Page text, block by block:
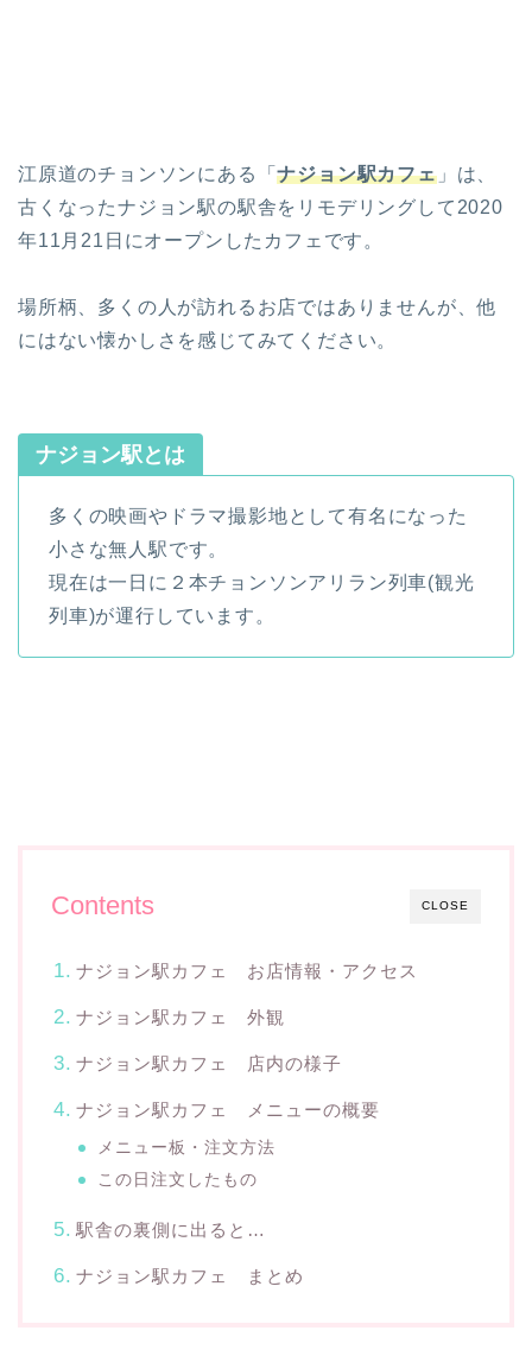
江原道のチョンソンにある「ナジョン駅カフェ」は、
古くなったナジョン駅の駅舎をリモデリングして2020
年11月21日にオープンしたカフェです。
場所柄、多くの人が訪れるお店ではありませんが、他
にはない懐かしさを感じてみてください。
ナジョン駅とは
多くの映画やドラマ撮影地として有名になった
小さな無人駅です。
現在は一日に２本チョンソンアリラン列車(観光
列車)が運行しています。
CLOSE
Contents
ナジョン駅カフェ お店情報・アクセス
ナジョン駅カフェ 外観
ナジョン駅カフェ 店内の様子
ナジョン駅カフェ メニューの概要
メニュー板・注文方法
この日注文したもの
駅舎の裏側に出ると…
ナジョン駅カフェ まとめ